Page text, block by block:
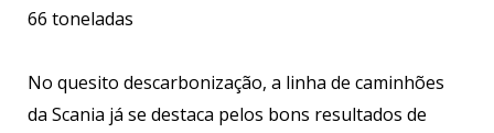
66 toneladas
No quesito descarbonização, a linha de caminhões
da Scania já se destaca pelos bons resultados de